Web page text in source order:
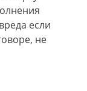
если
не